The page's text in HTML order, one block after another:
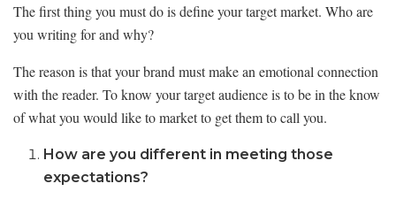
The first thing you must do is define your target market. Who are
you writing for and why?
The reason is that your brand must make an emotional connection
with the reader. To know your target audience is to be in the know
of what you would like to market to get them to call you.
How are you different in meeting those
expectations?